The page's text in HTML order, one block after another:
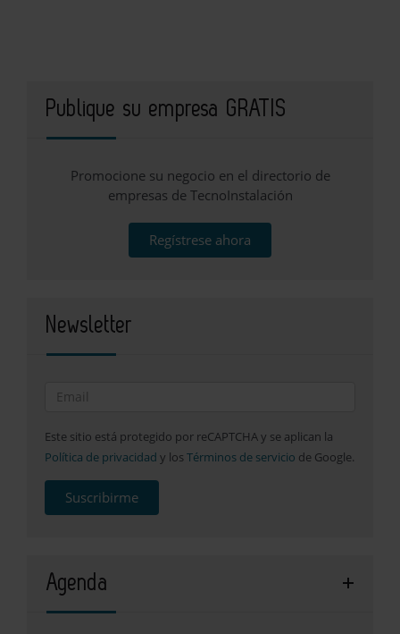
Publique su empresa GRATIS
Promocione su negocio en el directorio de
empresas de TecnoInstalación
Regístrese ahora
Newsletter
Este sitio está protegido por reCAPTCHA y se aplican la
Política de privacidad y los Términos de servicio de Google.
Suscribirme
Agenda